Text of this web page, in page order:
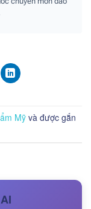
Mỹ và được gắn